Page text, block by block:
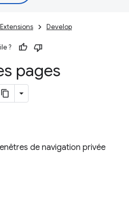
Develop
?
pages
de navigation privée